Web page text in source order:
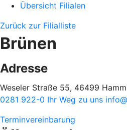
Übersicht Filialen
Zurück zur Filialliste
Brünen
Adresse
Weseler Straße 55, 46499
0281 922-0 Ihr Weg zu uns
Terminvereinbarung